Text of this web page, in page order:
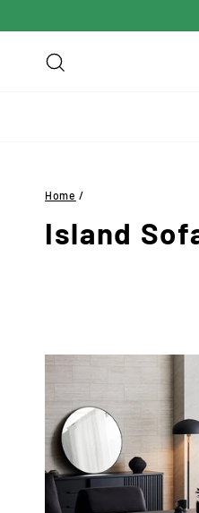
キ
Home /
Island